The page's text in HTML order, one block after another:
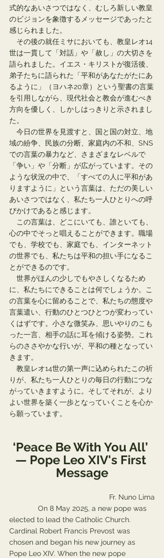
式的なあいさつではなく、むしろ新しい教皇
のビジョンを象徴するメッセージであったと
感じられました。
その後の就任ミサにおいても、教皇レオ14
世は一貫して「対話」や「赦し」の大切さを
語られました。イエス・キリストが復活後、
弟子たちに語られた「平和があなたがたにあ
るように」（ヨハネ20章）という聖書の言葉
を引用しながら、現代社会と教会が進むべき
方向を優しく、しかしはっきりと示されまし
た。
今日の世界を見渡すと、国と国の対立、地
域の紛争、民族の分断、家庭内の不和、SNS
での言葉の暴力など、さまざまなレベルで
「争い」や「分断」が広がっています。その
ような状況の中で、「すべての人に平和があ
りますように」という言葉は、ただの美しい
あいさつではなく、私たち一人ひとりへの呼
びかけであると感じます。
この言葉は、どこにいても、誰といても、
心の中でそっと唱えることができます。職場
でも、学校でも、家庭でも、インターネット
の世界でも、私たちは平和の担い手になるこ
とができるのです。
世界がほんの少しでもやさしくなるため
に、私たちにできることは何でしょうか。こ
の言葉を心に留めることで、私たちの態度や
言葉遣い、行動のひとつひとつが変わってい
くはずです。小さな微笑み、思いやりのこも
った一言、相手の話に耳を傾ける姿勢。これ
らのささやかな行いが、平和の種となってい
きます。
教皇レオ14世の第一声に込められたこの祈
りが、私たち一人ひとりの毎日の行動につな
がっていきますように。そしてそれが、より
よい世界を築く一歩となっていくことを心か
ら願っています。
‘Peace Be With You All’
— Pope Leo XIV's First
Message
Fr. Nuno Lima
On 8 May 2025, a new pope was
elected to lead the Catholic Church.
Cardinal Robert Francis Prevost was
chosen and began his new journey as
Pope Leo XIV. When the new pope